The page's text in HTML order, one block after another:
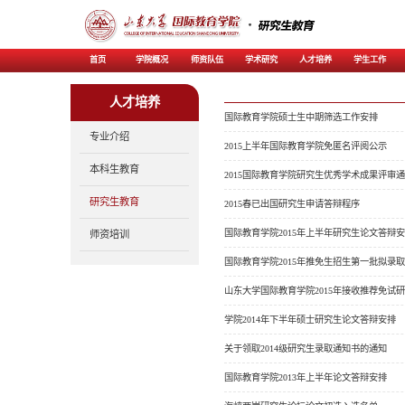
学院概况 师资
人才培养
专业介绍
本科生教育
研究生教育